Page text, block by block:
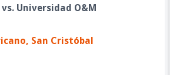
Universidad O&M
San Cristóbal